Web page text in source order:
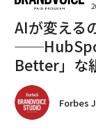
AIが変える
Better」な
Forbes